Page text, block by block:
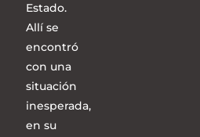
Estado.
Allí se
encontró
con una
situación
inesperada,
en su